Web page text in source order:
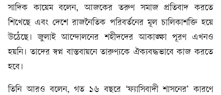
সাদিক কায়েম বলেন, আজকের তরুণ সমাজ প্রতিবাদ করতে
শিখেছে এবং দেশে রাজনৈতিক পরিবর্তনের মূল চালিকাশক্তি হয়ে
উঠেছে। জুলাই আন্দোলনের শহীদদের আকাঙ্ক্ষা পূরণ এখনও
হয়নি। তাদের স্বপ্ন বাস্তবায়নে তারুণ্যকে ঐক্যবদ্ধভাবে কাজ করতে
হবে।
তিনি আরও বলেন, গত ১৬ বছরে ‘ফ্যাসিবাদী শাসনের’ কারণে